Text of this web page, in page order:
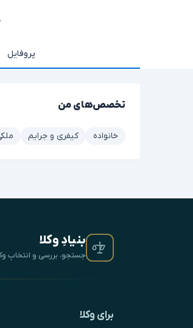
پروفایل
تخصص‌های من
خانواده کیفری و جرایم
بنیادِ وکلا
جستجو، بررسی و انتخابِ
برای وکلا